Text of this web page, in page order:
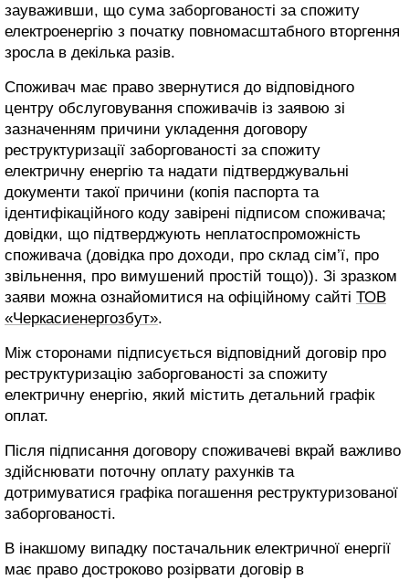
зауваживши, що сума заборгованості за спожиту
електроенергію з початку повномасштабного вторгення
зросла в декілька разів.
Споживач має право звернутися до відповідного
центру обслуговування споживачів із заявою зі
зазначенням причини укладення договору
реструктуризації заборгованості за спожиту
електричну енергію та надати підтверджувальні
документи такої причини (копія паспорта та
ідентифікаційного коду завірені підписом споживача;
довідки, що підтверджують неплатоспроможність
споживача (довідка про доходи, про склад сім’ї, про
звільнення, про вимушений простій тощо)). Зі зразком
заяви можна ознайомитися на офіційному сайті ТОВ
«Черкасиенергозбут».
Між сторонами підписується відповідний договір про
реструктуризацію заборгованості за спожиту
електричну енергію, який містить детальний графік
оплат.
Після підписання договору споживачеві вкрай важливо
здійснювати поточну оплату рахунків та
дотримуватися графіка погашення реструктуризованої
заборгованості.
В інакшому випадку постачальник електричної енергії
має право достроково розірвати договір в